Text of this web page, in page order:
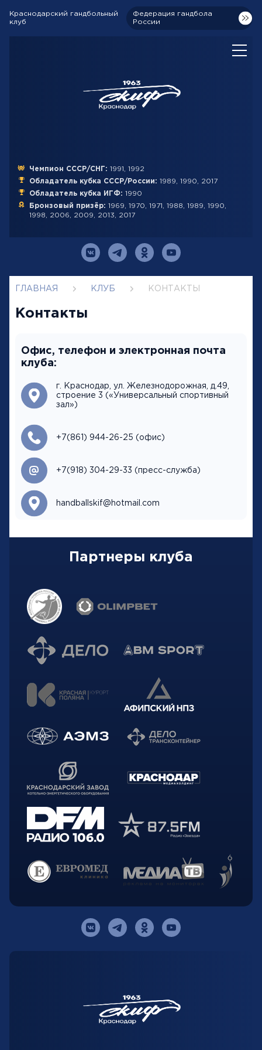
Краснодарский гандбольный
клуб
Федерация гандбола
России
Чемпион СССР/СНГ: 1991, 1992
Обладатель кубка СССР/России: 1989, 1990, 2017
Обладатель кубка ИГФ: 1990
Бронзовый призёр: 1969, 1970, 1971, 1988, 1989, 1990,
1998, 2006, 2009, 2013, 2017
ГЛАВНАЯ КЛУБ КОНТАКТЫ
Контакты
Офис, телефон и электронная почта
клуба:
г. Краснодар, ул. Железнодорожная, д.49,
строение 3 («Универсальный спортивный
зал»)
+7(861) 944-26-25 (офис)
+7(918) 304-29-33 (пресс-служба)
handballskif@hotmail.com
Партнеры клуба